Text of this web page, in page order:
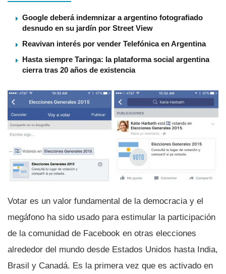
Google deberá indemnizar a argentino fotografiado
desnudo en su jardín por Street View
Reavivan interés por vender Telefónica en Argentina
Hasta siempre Taringa: la plataforma social argentina
cierra tras 20 años de existencia
Votar es un valor fundamental de la democracia y el
megáfono ha sido usado para estimular la participación
de la comunidad de Facebook en otras elecciones
alrededor del mundo desde Estados Unidos hasta India,
Brasil y Canadá. Es la primera vez que es activado en